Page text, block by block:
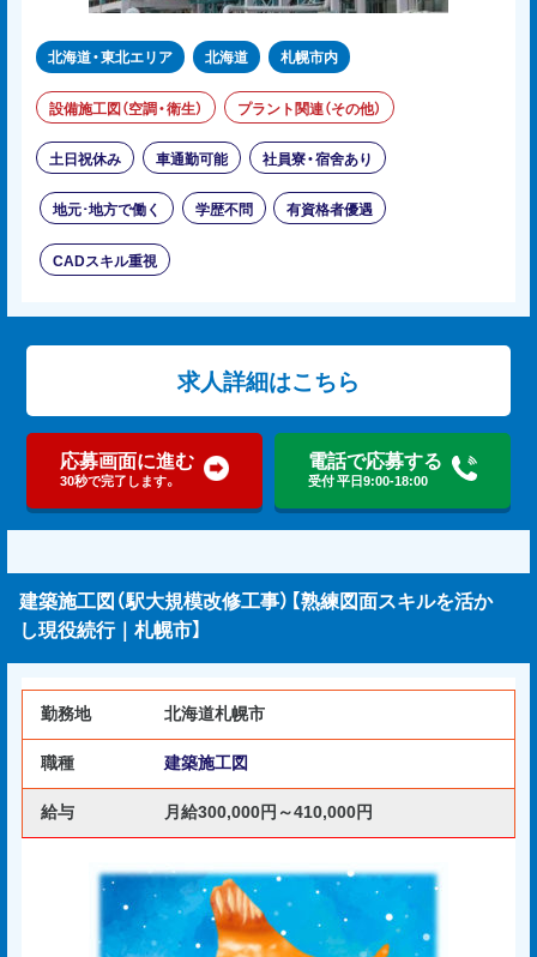
北海道・東北エリア 北海道 札幌市内
設備施工図（空調・衛生） プラント関連（その他）
土日祝休み 車通勤可能 社員寮・宿舍あり
地元･地方で働く 学歴不問 有資格者優遇
CADスキル重視
求人詳細はこちら
応募画面に進む
30秒で完了します。
電話で応募する
受付 平日9:00-18:00
建築施工図（駅大規模改修工事）【熟練図面スキルを活か
し現役続行｜札幌市】
勤務地 北海道札幌市
職種 建築施工図
給与 月給300,000円～410,000円